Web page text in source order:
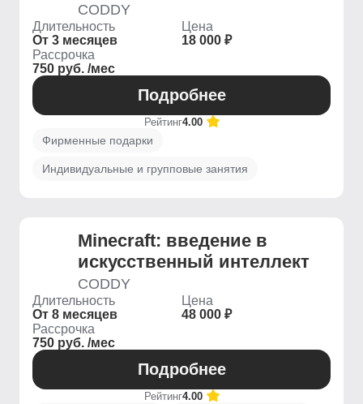
CODDY
Длительность
От 3 месяцев
Цена
18 000 ₽
Рассрочка
750 руб. /мес
Подробнее
Рейтинг4.00
Фирменные подарки
Индивидуальные и групповые занятия
Minecraft: введение в
искусственный интеллект
CODDY
Длительность
От 8 месяцев
Цена
48 000 ₽
Рассрочка
750 руб. /мес
Подробнее
Рейтинг4.00